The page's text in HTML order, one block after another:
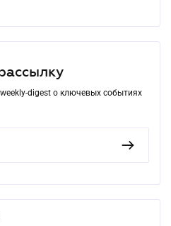
digest о ключевых событиях